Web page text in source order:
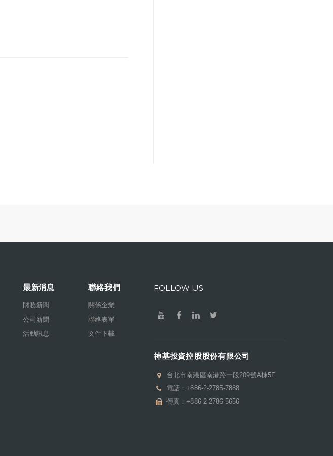
最新消息
財務新聞
公司新聞
活動訊息
聯絡我們
關係企業
聯絡表單
文件下載
FOLLOW US
神基投資控股股份有限公司
台北市南港區南港路一段209號A棟5F
電話： +886-2-2785-7888
傳真：+886-2-2786-5656